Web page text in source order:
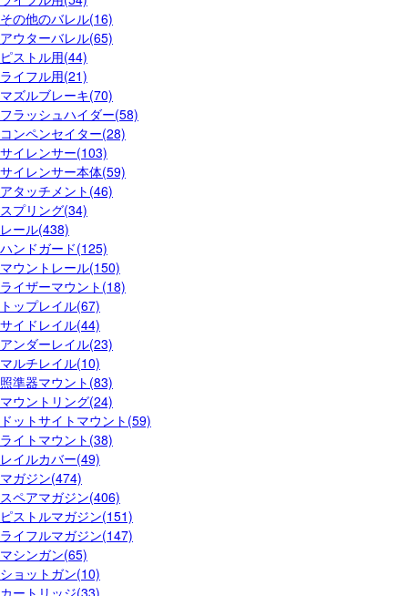
その他のバレル(16)
アウターバレル(65)
ピストル用(44)
ライフル用(21)
マズルブレーキ(70)
フラッシュハイダー(58)
コンペンセイター(28)
サイレンサー(103)
サイレンサー本体(59)
アタッチメント(46)
スプリング(34)
レール(438)
ハンドガード(125)
マウントレール(150)
ライザーマウント(18)
トップレイル(67)
サイドレイル(44)
アンダーレイル(23)
マルチレイル(10)
照準器マウント(83)
マウントリング(24)
ドットサイトマウント(59)
ライトマウント(38)
レイルカバー(49)
マガジン(474)
スペアマガジン(406)
ピストルマガジン(151)
ライフルマガジン(147)
マシンガン(65)
ショットガン(10)